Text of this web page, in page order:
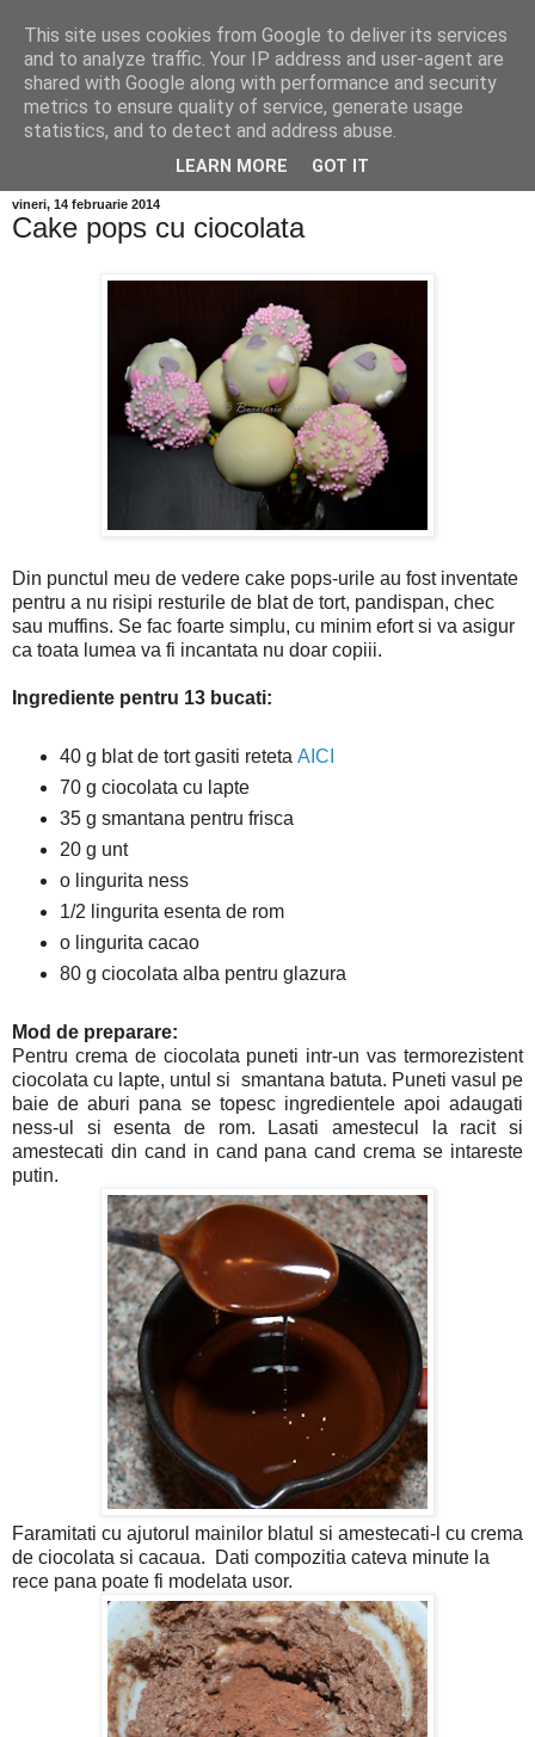
vineri, 14 februarie 2014
Cake pops cu ciocolata
Din punctul meu de vedere cake pops-urile au fost inventate
pentru a nu risipi resturile de blat de tort, pandispan, chec
sau muffins. Se fac foarte simplu, cu minim efort si va asigur
ca toata lumea va fi incantata nu doar copiii.
Ingrediente pentru 13 bucati:
40 g blat de tort gasiti reteta AICI
70 g ciocolata cu lapte
35 g smantana pentru frisca
20 g unt
o lingurita ness
1/2 lingurita esenta de rom
o lingurita cacao
80 g ciocolata alba pentru glazura
Mod de preparare:
Pentru crema de ciocolata puneti intr-un vas termorezistent
ciocolata cu lapte, untul si smantana batuta. Puneti vasul pe
baie de aburi pana se topesc ingredientele apoi adaugati
ness-ul si esenta de rom. Lasati amestecul la racit si
amestecati din cand in cand pana cand crema se intareste
putin.
Faramitati cu ajutorul mainilor blatul si amestecati-l cu crema
de ciocolata si cacaua. Dati compozitia cateva minute la
rece pana poate fi modelata usor.
This site uses cookies from Google to deliver its services
and to analyze traffic. Your IP address and user-agent are
shared with Google along with performance and security
metrics to ensure quality of service, generate usage
statistics, and to detect and address abuse.
LEARN MORE GOT IT